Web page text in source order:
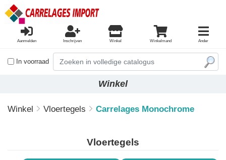
Aanmelden Inschrijven Winkel Winkelmand Ander
In voorraad
Winkel
Winkel Vloertegels Carrelages Monochrome
Vloertegels